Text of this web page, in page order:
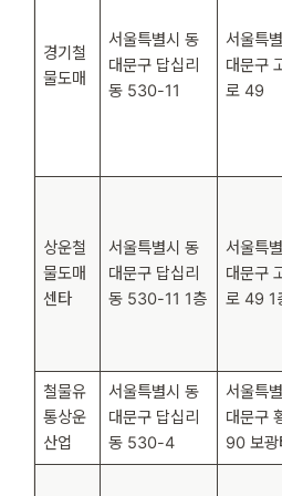
경기철
물도매
서울특별시 동
대문구 답십리
동 530-11
서울특
대문구
로 49
상운철
물도매
센타
서울특별시 동
대문구 답십리
동 530-11 1층
서울특
대문구
로 49 1
철물유
통상운
산업
서울특별시 동
대문구 답십리
동 530-4
서울특
대문구
90 보광